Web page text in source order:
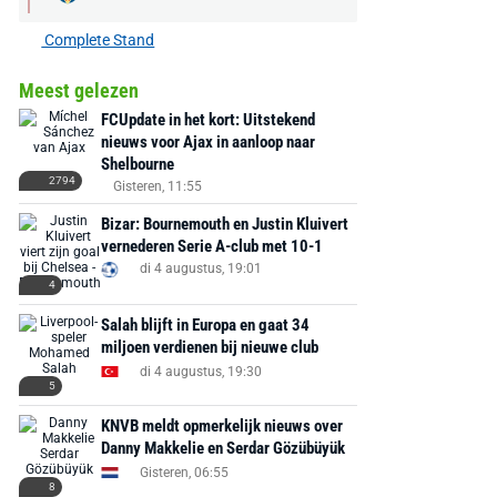
Complete Stand
Meest gelezen
2794
FCUpdate in het kort: Uitstekend
nieuws voor Ajax in aanloop naar
Shelbourne
Gisteren, 11:55
4
Bizar: Bournemouth en Justin Kluivert
vernederen Serie A-club met 10-1
di 4 augustus, 19:01
5
Salah blijft in Europa en gaat 34
miljoen verdienen bij nieuwe club
di 4 augustus, 19:30
8
KNVB meldt opmerkelijk nieuws over
Danny Makkelie en Serdar Gözübüyük
Gisteren, 06:55